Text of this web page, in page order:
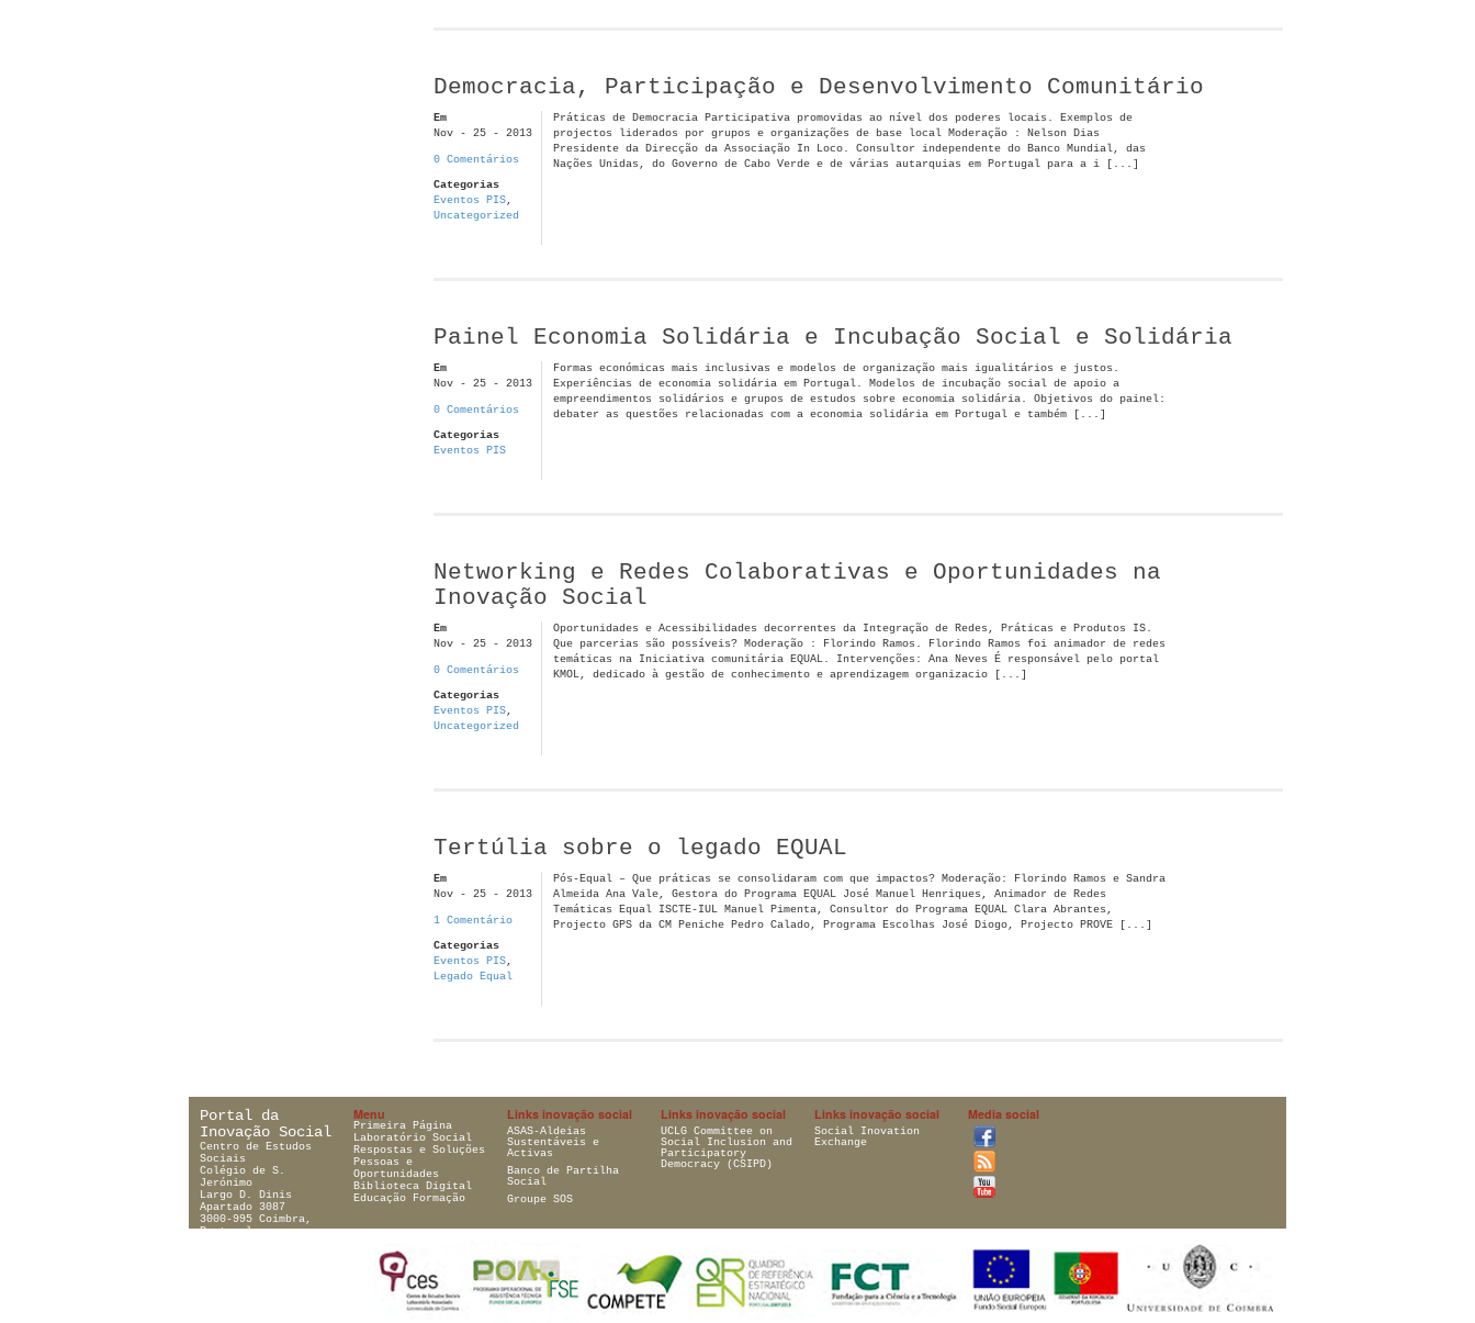
Democracia, Participação e Desenvolvimento Comunitário
Em
Nov - 25 - 2013
0 Comentários
Categorias
Eventos PIS,
Uncategorized
Práticas de Democracia Participativa promovidas ao nível dos poderes locais. Exemplos de
projectos liderados por grupos e organizações de base local Moderação : Nelson Dias
Presidente da Direcção da Associação In Loco. Consultor independente do Banco Mundial, das
Nações Unidas, do Governo de Cabo Verde e de várias autarquias em Portugal para a i [...]
Painel Economia Solidária e Incubação Social e Solidária
Em
Nov - 25 - 2013
0 Comentários
Categorias
Eventos PIS
Formas económicas mais inclusivas e modelos de organização mais igualitários e justos.
Experiências de economia solidária em Portugal. Modelos de incubação social de apoio a
empreendimentos solidários e grupos de estudos sobre economia solidária. Objetivos do painel:
debater as questões relacionadas com a economia solidária em Portugal e também [...]
Networking e Redes Colaborativas e Oportunidades na
Inovação Social
Em
Nov - 25 - 2013
0 Comentários
Categorias
Eventos PIS,
Uncategorized
Oportunidades e Acessibilidades decorrentes da Integração de Redes, Práticas e Produtos IS.
Que parcerias são possíveis? Moderação : Florindo Ramos. Florindo Ramos foi animador de redes
temáticas na Iniciativa comunitária EQUAL. Intervenções: Ana Neves É responsável pelo portal
KMOL, dedicado à gestão de conhecimento e aprendizagem organizacio [...]
Tertúlia sobre o legado EQUAL
Em
Nov - 25 - 2013
1 Comentário
Categorias
Eventos PIS,
Legado Equal
Pós-Equal – Que práticas se consolidaram com que impactos? Moderação: Florindo Ramos e Sandra
Almeida Ana Vale, Gestora do Programa EQUAL José Manuel Henriques, Animador de Redes
Temáticas Equal ISCTE-IUL Manuel Pimenta, Consultor do Programa EQUAL Clara Abrantes,
Projecto GPS da CM Peniche Pedro Calado, Programa Escolhas José Diogo, Projecto PROVE [...]
Portal da
Inovação Social
Centro de Estudos
Sociais
Colégio de S.
Jerónimo
Largo D. Dinis
Apartado 3087
3000-995 Coimbra,
Portugal
Menu
Primeira Página
Laboratório Social
Respostas e Soluções
Pessoas e
Oportunidades
Biblioteca Digital
Educação Formação
Links inovação social
ASAS-Aldeias
Sustentáveis e
Activas
Banco de Partilha
Social
Groupe SOS
Links inovação social
UCLG Committee on
Social Inclusion and
Participatory
Democracy (CSIPD)
Links inovação social
Social Inovation
Exchange
Media social